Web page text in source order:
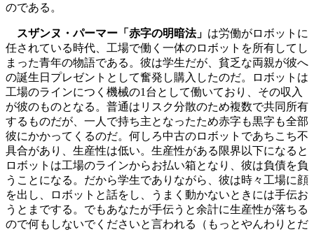
のである。
スザンヌ・パーマー「赤字の明暗法」 は労働がロボットに
任されている時代、工場で働く一体のロボットを所有してし
まった青年の物語である。彼は学生だが、貧乏な両親が彼へ
の誕生日プレゼントとして奮発し購入したのだ。ロボットは
工場のラインにつく機械の1台として働いており、その収入
が彼のものとなる。普通はリスク分散のため複数で共同所有
するものだが、一人で持ち主となったため赤字も黒字も全部
彼にかかってくるのだ。何しろ中古のロボットであちこち不
具合があり、生産性は低い。生産性がある限界以下になると
ロボットは工場のラインからお払い箱となり、彼は負債を負
うことになる。だから学生でありながら、彼は時々工場に顔
を出し、ロボットと話をし、うまく動かないときには手伝お
うとまでする。でもあなたが手伝うと余計に生産性が落ちる
ので何もしないでくださいと言われる（もっとやんわりとだ